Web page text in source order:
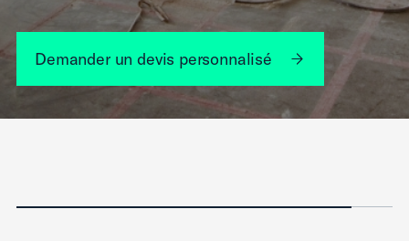
Demander un devis personnalisé